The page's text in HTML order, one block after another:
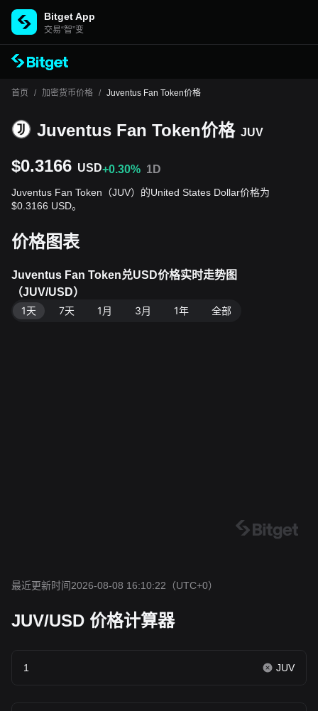
Bitget App
交易“智”变
首页 / 加密货币价格 / Juventus Fan Token价格
Juventus Fan Token价格 JUV
$0.3166 USD+0.30% 1D
Juventus Fan Token（JUV）的United States Dollar价格为
$0.3166 USD。
价格图表
Juventus Fan Token兑USD价格实时走势图
（JUV/USD）
1天
7天 1月 3月 1年 全部
最近更新时间2026-08-08 16:10:22 （UTC+0）
JUV/USD 价格计算器
JUV